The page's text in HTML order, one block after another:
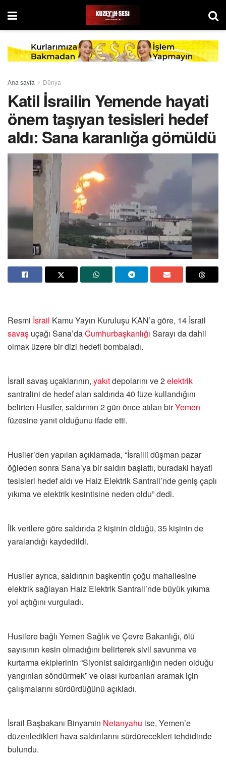
Ana sayfa Dünya
Katil İsrailin Yemende hayati
önem taşıyan tesisleri hedef
aldı: Sana karanlığa gömüldü
Resmi İsrail Kamu Yayın Kuruluşu KAN’a göre, 14 İsrail
savaş uçağı Sana’daCumhurbaşkanlığı Sarayı da dahil
olmak üzere bir dizi hedefi bombaladı.
İsrail savaş uçaklarının, yakıtdepolarını ve 2elektrik
santralini de hedef alan saldırıda 40 füze kullandığını
belirten Husiler, saldırının 2 gün önce atılan birYemen
füzesine yanıt olduğunu ifade etti.
Husiler’den yapılan açıklamada, “İsrailli düşman pazar
öğleden sonra Sana’ya bir saldırı başlattı, buradaki hayati
tesisleri hedef aldı ve Haiz Elektrik Santrali’nde geniş çaplı
yıkıma ve elektrik kesintisine neden oldu” dedi.
İlk verilere göre saldırıda 2 kişinin öldüğü, 35 kişinin de
yaralandığı kaydedildi.
Husiler ayrıca, saldırının başkentin çoğu mahallesine
elektrik sağlayan Haiz Elektrik Santrali’nde büyük yıkıma
yol açtığını vurguladı.
Husilere bağlı Yemen Sağlık ve Çevre Bakanlığı, ölü
sayısının kesin olmadığını belirterek sivil savunma ve
kurtarma ekiplerinin “Siyonist saldırganlığın neden olduğu
yangınları söndürmek” ve olası kurbanları aramak için
çalışmalarını sürdürdüğünü açıkladı.
İsrail Başbakanı Binyamin Netanyahu ise, Yemen’e
düzenledikleri hava saldırılarını sürdürecekleri tehdidinde
bulundu.